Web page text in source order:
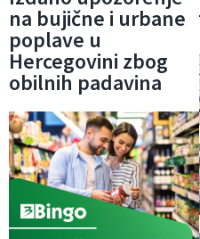
na bujične i urbane
poplave u
Hercegovini zbog
obilnih padavina